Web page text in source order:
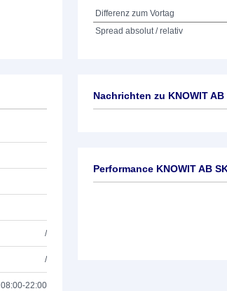
Differenz zum Vortag
Spread absolut / relativ
/
/
08:00-22:00
Nachrichten zu KNOWIT AB
Performance KNOWIT AB